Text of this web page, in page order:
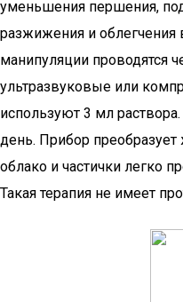
уменьшения першения,
разжижения и
манипуляции проводятся
ультразвуковые или
используют 3 мл
день. Прибор
облако и частички легко
Такая терапия не имеет